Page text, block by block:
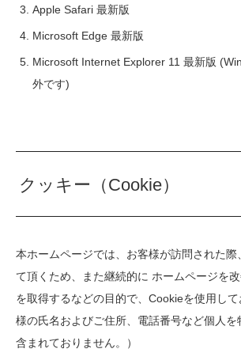
Apple Safari 最新版
Microsoft Edge 最新版
Microsoft Internet Explorer 11 最新版
外です)
クッキー（Cookie）
本ホームページでは、お客様が訪問された際
て頂くため、また継続的に ホームページを
を取得するなどの目的で、Cookieを使用し
様の氏名およびご住所、電話番号など個人を
含まれておりません。）